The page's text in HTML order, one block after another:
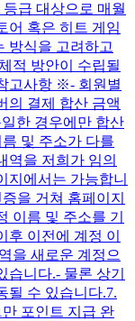
급 대상으로 매월
어 혹은 히트 게임
방식을 고려하고
적 방안이 수립될
고사항 ※- 회원별
의 결제 합산 금액
한 경우에만 합산
및 주소가 다를
역을 저희가 임의
지에서는 가능합니
을 거쳐 홈페이지
이름 및 주소를 기
이전에 계정 이
을 새로운 계정으
습니다.- 물론 상기
될 수 있습니다.7.
포인트 지급 완